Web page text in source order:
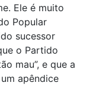
Ele é muito
Popular
sucessor
o Partido
mau”, e que a
apêndice